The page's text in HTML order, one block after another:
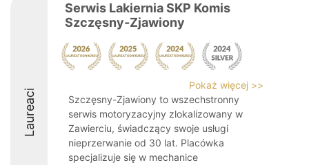
Laureaci
Serwis Lakiernia SKP Komis
Szczęsny-Zjawiony
Pokaż więcej >>
Szczęsny-Zjawiony to wszechstronny
serwis motoryzacyjny zlokalizowany w
Zawierciu, świadczący swoje usługi
nieprzerwanie od 30 lat. Placówka
specjalizuje się w mechanice